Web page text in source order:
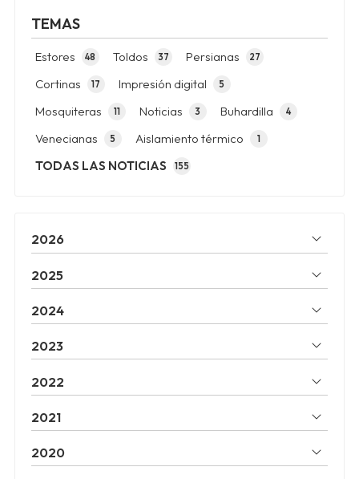
TEMAS
TODAS LAS NOTICIAS 155
Estores 48 Toldos 37 Persianas 27
Cortinas 17 Impresión digital 5
Mosquiteras 11 Noticias 3 Buhardilla 4
Venecianas 5 Aislamiento térmico 1
2026
2025
2024
2023
2022
2021
2020